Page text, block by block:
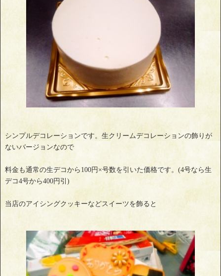
シンプルデコレーションです。生クリームデコレーションの飾りが
ないバージョンなので
料金も通常の生デコから100円×号数を引いた価格です。(4号なら生
デコ4号から400円引)
当店のアイシングクッキーなどスイーツを飾ると